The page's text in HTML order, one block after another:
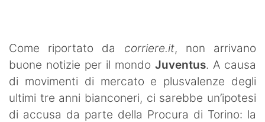
Come riportato da corriere.it, non arrivano
buone notizie per il mondo Juventus. A causa
di movimenti di mercato e plusvalenze degli
ultimi tre anni bianconeri, ci sarebbe un’ipotesi
di accusa da parte della Procura di Torino: la